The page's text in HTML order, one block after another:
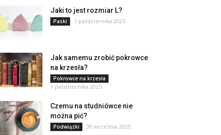
Jaki to jest rozmiar L?
Paski 1 października 2025
Jak samemu zrobić pokrowce
na krzesła?
Pokrowce na krzesła
1 października 2025
Czemu na studniówce nie
można pić?
Podwiązki 30 września 2025